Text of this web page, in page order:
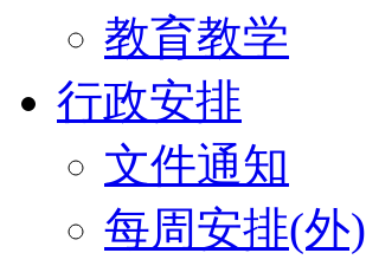
教育教学
行政安排
文件通知
每周安排(外)